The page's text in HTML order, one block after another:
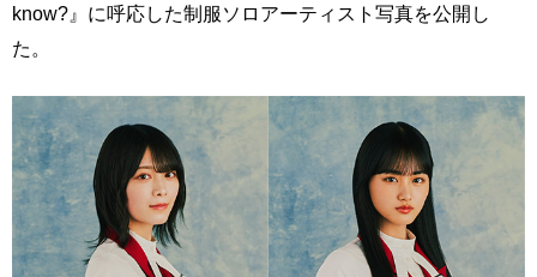
know?』に呼応した制服ソロアーティスト写真を公開し
た。